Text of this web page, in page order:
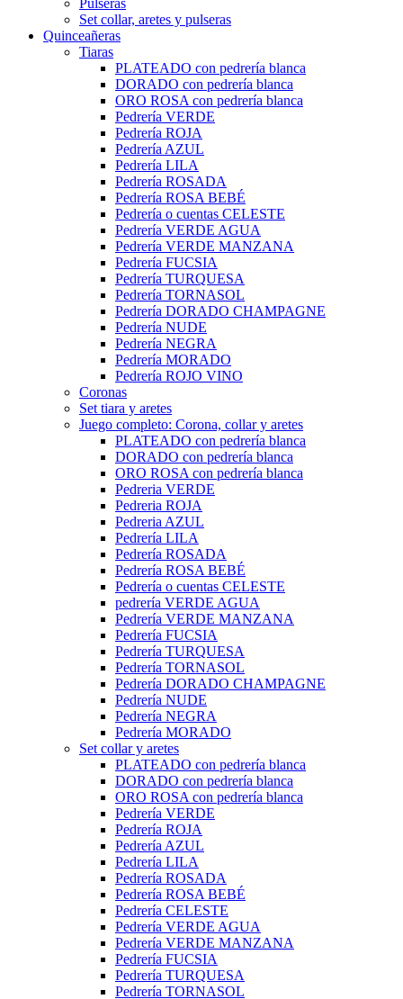
Pulseras
Set collar, aretes y pulseras
Quinceañeras
Tiaras
PLATEADO con pedrería blanca
DORADO con pedrería blanca
ORO ROSA con pedrería blanca
Pedrería VERDE
Pedrería ROJA
Pedrería AZUL
Pedrería LILA
Pedrería ROSADA
Pedrería ROSA BEBÉ
Pedrería o cuentas CELESTE
Pedrería VERDE AGUA
Pedrería VERDE MANZANA
Pedrería FUCSIA
Pedrería TURQUESA
Pedrería TORNASOL
Pedrería DORADO CHAMPAGNE
Pedrería NUDE
Pedrería NEGRA
Pedrería MORADO
Pedrería ROJO VINO
Coronas
Set tiara y aretes
Juego completo: Corona, collar y aretes
PLATEADO con pedrería blanca
DORADO con pedrería blanca
ORO ROSA con pedrería blanca
Pedreria VERDE
Pedreria ROJA
Pedreria AZUL
Pedrería LILA
Pedrería ROSADA
Pedrería ROSA BEBÉ
Pedrería o cuentas CELESTE
pedrería VERDE AGUA
Pedrería VERDE MANZANA
Pedrería FUCSIA
Pedrería TURQUESA
Pedrería TORNASOL
Pedrería DORADO CHAMPAGNE
Pedrería NUDE
Pedrería NEGRA
Pedrería MORADO
Set collar y aretes
PLATEADO con pedrería blanca
DORADO con pedrería blanca
ORO ROSA con pedrería blanca
Pedrería VERDE
Pedrería ROJA
Pedrería AZUL
Pedrería LILA
Pedrería ROSADA
Pedrería ROSA BEBÉ
Pedrería CELESTE
Pedrería VERDE AGUA
Pedrería VERDE MANZANA
Pedrería FUCSIA
Pedrería TURQUESA
Pedrería TORNASOL